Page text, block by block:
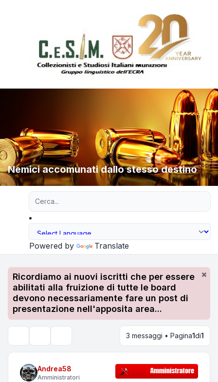
Nemici accomunati dallo stesso destino
Powered by Translate
Ricordiamo ai nuovi iscritti che per essere
abilitati alla fruizione di tutte le board
devono necessariamente fare un post di
presentazione nell'apposita area...
3 messaggi • Pagina1di1
Andrea58
Amministratori